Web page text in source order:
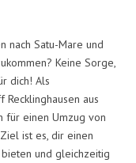
nach Satu-Mare und
Keine Sorge,
dich! Als
aus
für einen Umzug von
ist es, dir einen
und gleichzeitig